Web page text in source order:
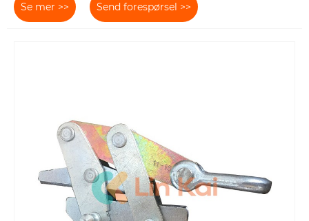
Se mer >> Send forespørsel >>